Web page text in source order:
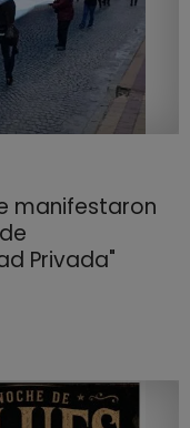
manifestaron
Privada"